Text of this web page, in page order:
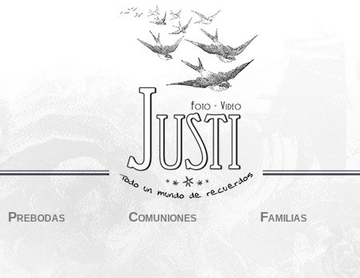
Prebodas Comuniones Familias